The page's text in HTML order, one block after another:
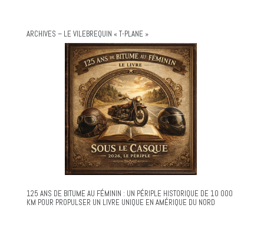
ARCHIVES – LE VILEBREQUIN « T-PLANE »
125 ANS DE BITUME AU FÉMININ : UN PÉRIPLE HISTORIQUE DE 10 000
KM POUR PROPULSER UN LIVRE UNIQUE EN AMÉRIQUE DU NORD